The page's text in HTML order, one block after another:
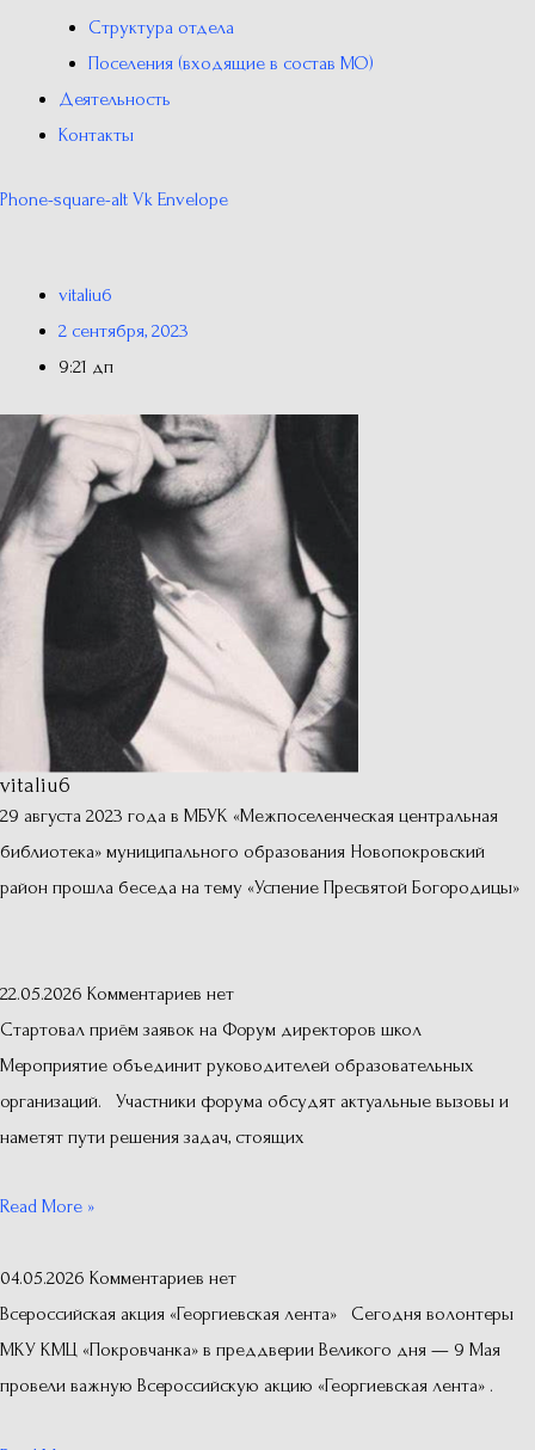
Структура отдела
Поселения (входящие в состав МО)
Деятельность
Контакты
Phone-square-alt Vk Envelope
vitaliu6
2 сентября, 2023
9:21 дп
vitaliu6
29 августа 2023 года в МБУК «Межпоселенческая центральная
библиотека» муниципального образования Новопокровский
район прошла беседа на тему «Успение Пресвятой Богородицы»
22.05.2026 Комментариев нет
Стартовал приём заявок на Форум директоров школ
Мероприятие объединит руководителей образовательных
организаций. Участники форума обсудят актуальные вызовы и
наметят пути решения задач, стоящих
Read More »
04.05.2026 Комментариев нет
Всероссийская акция «Георгиевская лента» Сегодня волонтеры
МКУ КМЦ «Покровчанка» в преддверии Великого дня — 9 Мая
провели важную Всероссийскую акцию «Георгиевская лента» .